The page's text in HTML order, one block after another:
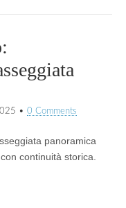
• 0 Comments
panoramica
continuità storica.